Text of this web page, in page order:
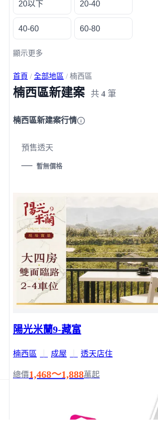
20以下 20-40
40-60 60-80
顯示更多
首頁 / 全部地區 / 楠西區
楠西區新建案 共 4 筆
楠西區新建案行情
預售透天
— 暫無價格
陽光米蘭9-藏富
楠西區 成屋 透天店住
總價1,468～1,888萬起